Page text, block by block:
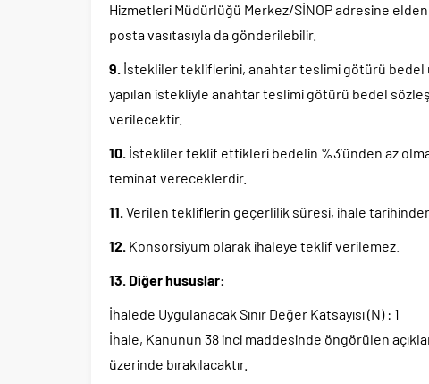
Hizmetleri Müdürlüğü Merkez/SİNOP adresine
posta vasıtasıyla da gönderilebilir.
9. İstekliler tekliflerini, anahtar teslimi götürü
yapılan istekliyle anahtar teslimi götürü bedel
verilecektir.
10. İstekliler teklif ettikleri bedelin %3’ünden az
teminat vereceklerdir.
11.Verilen tekliflerin geçerlilik süresi, ihale
12. Konsorsiyum olarak ihaleye teklif verilemez.
13. Diğer hususlar:
İhalede Uygulanacak Sınır Değer Katsayısı (N) : 1
İhale, Kanunun 38 inci maddesinde öngörülen
üzerinde bırakılacaktır.